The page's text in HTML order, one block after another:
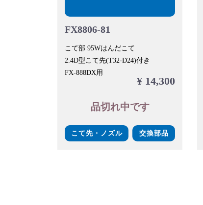
FX8806-81
こて部 95Wはんだこて
2.4D型こて先(T32-D24)付き
FX-888DX用
¥ 14,300
品切れ中です
こて先・ノズル 交換部品